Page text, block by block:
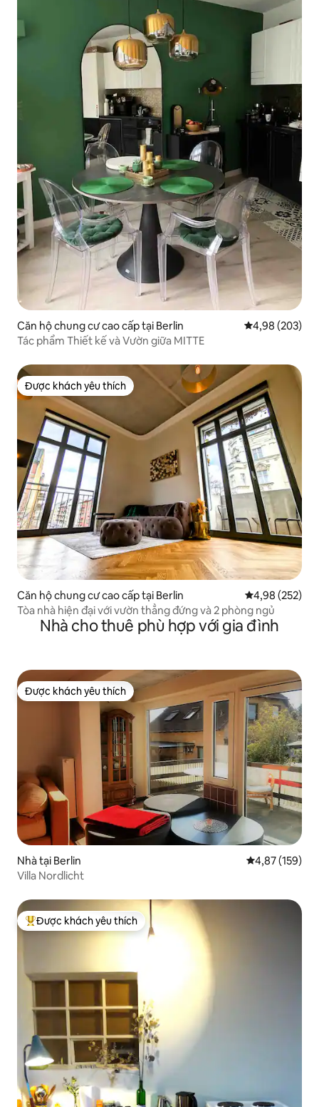
Căn hộ chung cư cao cấp tại Berlin Xếp hạng
4,98 (203)
Tác phẩm Thiết kế và Vườn giữa MITTE
Được khách yêu thích
Được khách yêu thích
Căn hộ chung cư cao cấp tại Berlin Xếp hạng
4,98 (252)
Tòa nhà hiện đại với vườn thẳng đứng và 2 phòng ngủ
Nhà cho thuê phù hợp với gia đình
Được khách yêu thích
Được khách yêu thích
Nhà tại Berlin Xếp hạng
4,87 (159)
Villa Nordlicht
Được khách yêu thích nhất
Được khách yêu thích